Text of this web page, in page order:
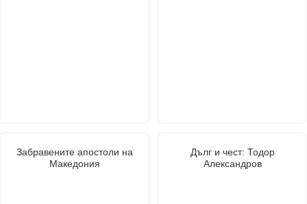
Забравените апостоли на
Македония
Дълг и чест: Тодор
Александров